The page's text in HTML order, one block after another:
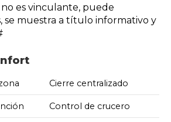
es vinculante, puede
se muestra a título informativo y
Cierre centralizado
Control de crucero